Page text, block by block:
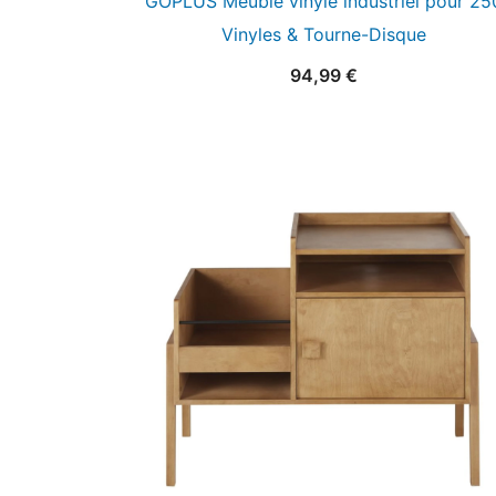
Vinyles & Tourne-Disque
94,99 €